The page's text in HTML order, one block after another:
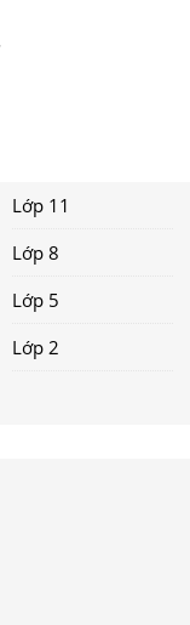
Lớp 11
Lớp 8
Lớp 5
Lớp 2